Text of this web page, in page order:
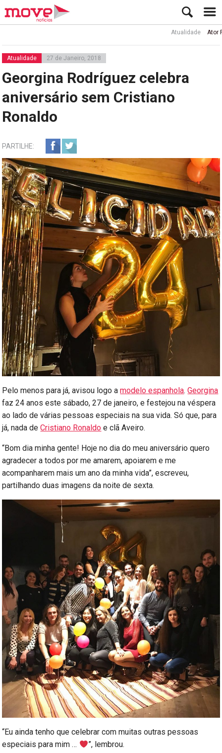
Atualidade Ator Rui de
Atualidade 27 de Janeiro, 2018
Georgina Rodríguez celebra
aniversário sem Cristiano
Ronaldo
PARTILHE:
Pelo menos para já, avisou logo amodelo espanhola.Georgina
faz 24 anos este sábado, 27 de janeiro, e festejou na véspera
ao lado de várias pessoas especiais na sua vida. Só que, para
já, nada deCristiano Ronaldo e clã Aveiro.
“Bom dia minha gente! Hoje no dia do meu aniversário quero
agradecer a todos por me amarem, apoiarem e me
acompanharem mais um ano da minha vida”, escreveu,
partilhando duas imagens da noite de sexta.
“Eu ainda tenho que celebrar com muitas outras pessoas
especiais para mim …
”, lembrou.